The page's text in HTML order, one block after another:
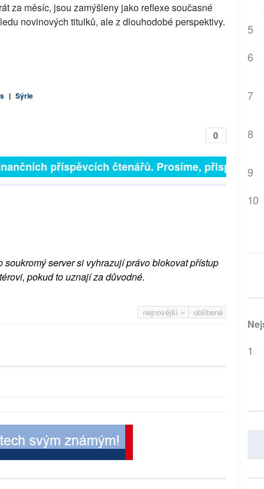
za měsíc, jsou zamýšleny jako reflexe současné
novinových titulků, ale z dlouhodobé perspektivy.
| Sýrie
0
příspěvcích čtenářů. Prosíme, přispějte. ➥
server si vyhrazují právo blokovat přístup
pokud to uznají za důvodné.
nejnovější oblíbené